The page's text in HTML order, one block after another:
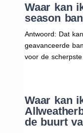
Waar kan
season
Antwoord: Dat
geavanceerde
voor de scherpste
Waar kan
de buurt